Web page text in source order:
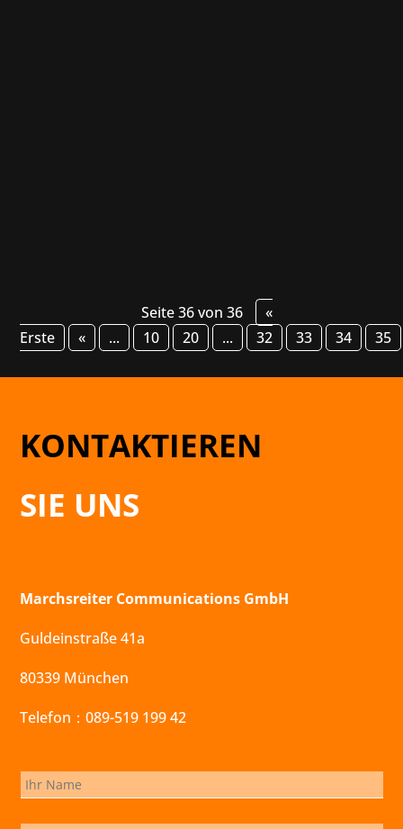
Seite 36 von 36
«
Erste
« ... 10 20 ... 32 33 34 35
KONTAKTIEREN
SIE UNS
Marchsreiter Communications GmbH
Guldeinstraße 41a
80339 München
Telefon：089-519 199 42